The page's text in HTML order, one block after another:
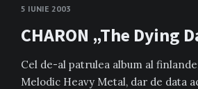
5 IUNIE 2003
CHARON „The Dying
Cel de-al patrulea album al
Melodic Heavy Metal, dar de data